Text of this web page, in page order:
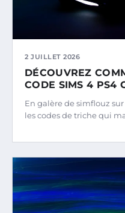
2 JUILLET 2026
DÉCOUVREZ
CODE SIMS 4 PS4
En galère de simflouz sur
les codes de triche qui